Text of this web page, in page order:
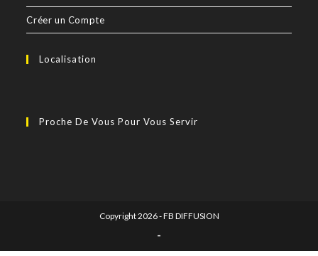
Créer un Compte
Localisation
Proche De Vous Pour Vous Servir
Copyright 2026 - FB DIFFUSION
-